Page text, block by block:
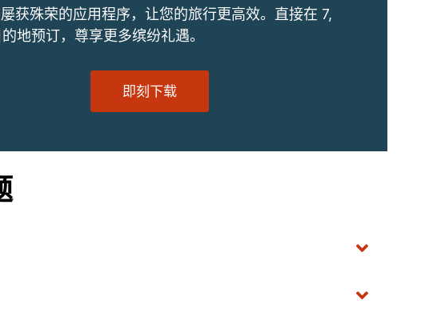
获殊荣的应用程序，让您的旅行更高效。直接在 7,
地预订，尊享更多缤纷礼遇。
即刻下载